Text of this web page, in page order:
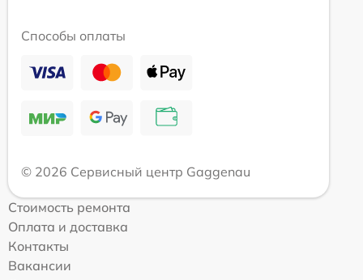
Способы оплаты
© 2026 Сервисный центр Gaggenau
Стоимость ремонта
Оплата и доставка
Контакты
Вакансии